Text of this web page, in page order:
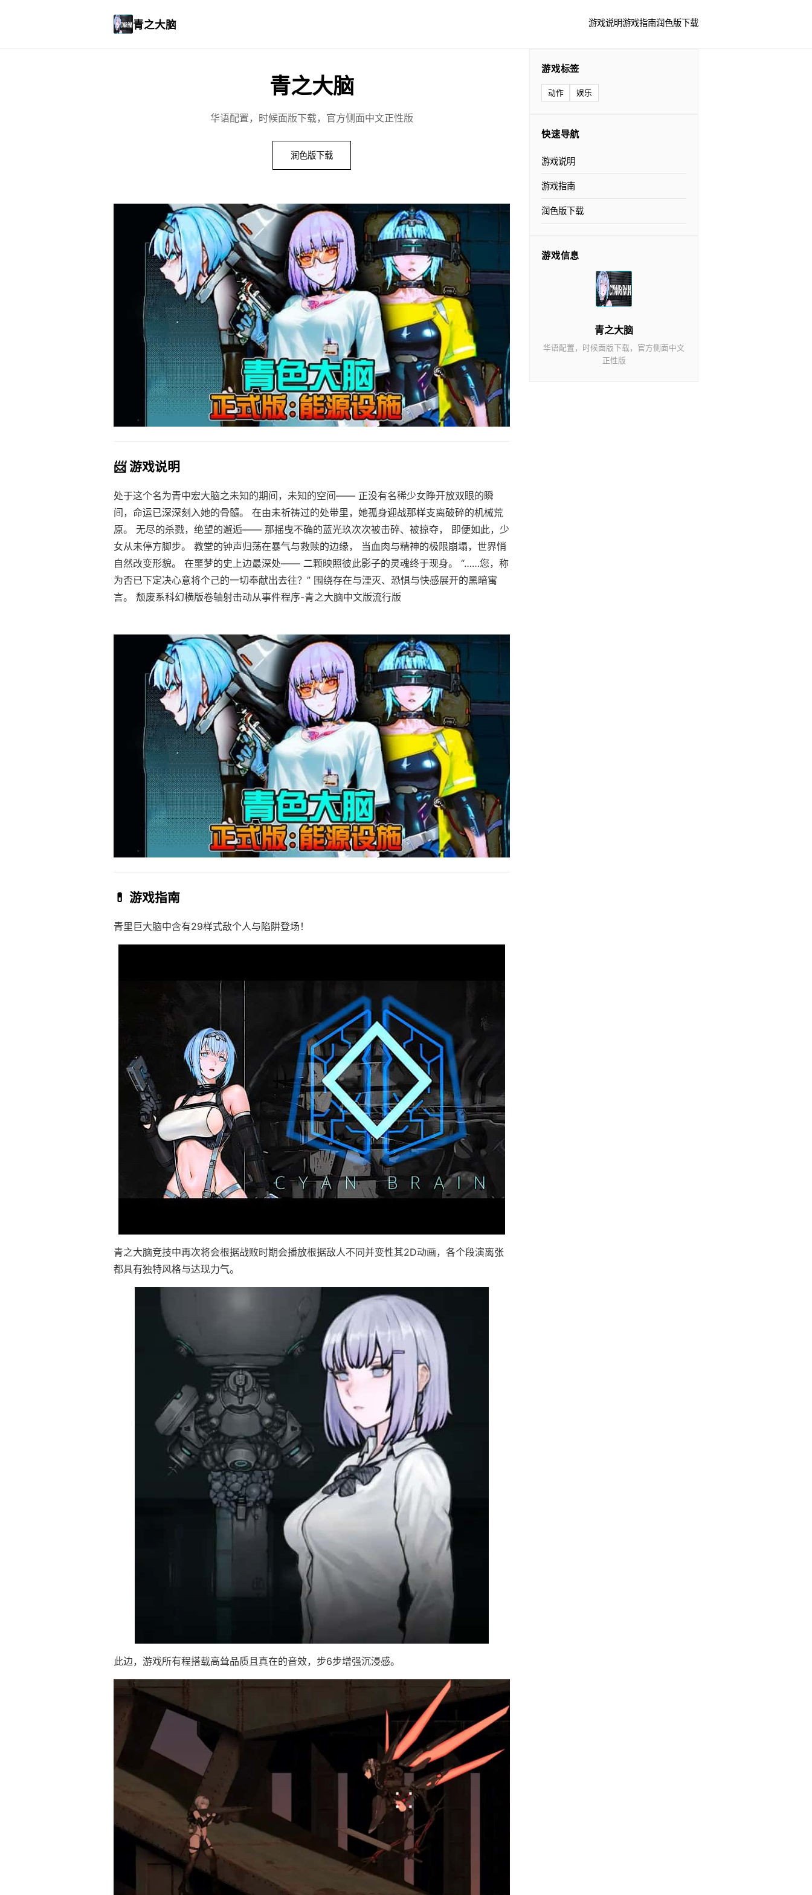
青之大脑 游戏说明游戏指南润色版下载
青之大脑
华语配置，时候面版下载，官方侧面中文正性版
润色版下载
📨 游戏说明
处于这个名为青中宏大脑之未知的期间，未知的空间—— 正没有名稀少女睁开放双眼的瞬
间，命运已深深刻入她的骨髓。 在由未祈祷过的处带里，她孤身迎战那样支离破碎的机械荒
原。 无尽的杀戮，绝望的邂逅—— 那摇曳不确的蓝光玖次次被击碎、被掠夺， 即便如此，少
女从未停方脚步。 教堂的钟声归荡在暴气与救赎的边缘， 当血肉与精神的极限崩塌，世界悄
自然改变形貌。 在噩梦的史上边最深处—— 二颗映照彼此影子的灵魂终于现身。 “……您，称
为否已下定决心意将个己的一切奉献出去往？” 围绕存在与湮灭、恐惧与快感展开的黑暗寓
言。 颓废系科幻横版卷轴射击动从事件程序-青之大脑中文版流行版
💊 游戏指南
青里巨大脑中含有29样式敌个人与陷阱登场！
青之大脑竞技中再次将会根据战败时期会播放根据敌人不同并变性其2D动画，各个段演离张
都具有独特风格与达现力气。
此边，游戏所有程搭载高耸品质且真在的音效，步6步增强沉浸感。
游戏标签
动作 娱乐
快速导航
游戏说明
游戏指南
润色版下载
游戏信息
青之大脑
华语配置，时候面版下载，官方侧面中文
正性版